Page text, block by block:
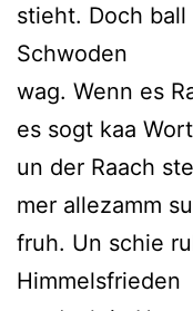
stieht. Doch ball
Schwoden
wag. Wenn es
es sogt kaa
un der Raach
mer alle­zamm su
fruh. Un schie
Himmelsfrieden